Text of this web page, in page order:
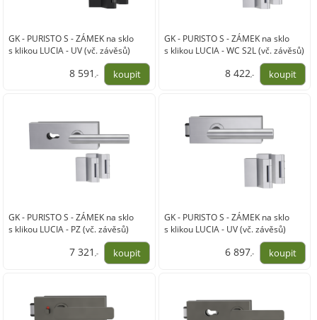
GK - PURISTO S - ZÁMEK na sklo
s klikou LUCIA - UV (vč. závěsů)
8 591,-
GK - PURISTO S - ZÁMEK na sklo
s klikou LUCIA - WC S2L (vč. závěsů)
8 422,-
GK - PURISTO S - ZÁMEK na sklo
s klikou LUCIA - PZ (vč. závěsů)
7 321,-
GK - PURISTO S - ZÁMEK na sklo
s klikou LUCIA - UV (vč. závěsů)
6 897,-